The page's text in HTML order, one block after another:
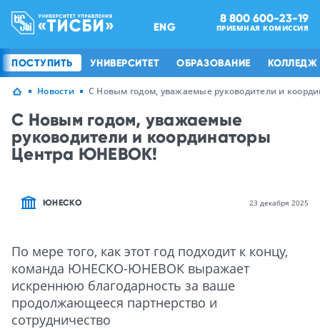
ENG
8 800 600-23-19
ПРИЕМНАЯ КОМИССИЯ
ПОСТУПИТЬ УНИВЕРСИТЕТ ОБРАЗОВАНИЕ КОЛЛЕДЖ
Новости С Новым годом, уважаемые руководители и
С Новым годом, уважаемые
руководители и координаторы
Центра ЮНЕВОК!
ЮНЕСКО 23 декабря 2025
По мере того, как этот год подходит к концу,
команда ЮНЕСКО-ЮНЕВОК выражает
искреннюю благодарность за ваше
продолжающееся партнерство и
сотрудничество